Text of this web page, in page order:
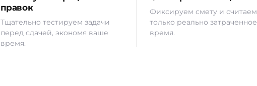
правок
Тщательно тестируем задачи
перед сдачей, экономя ваше
время.
Фиксируем смету и считаем
только реально затраченное
время.